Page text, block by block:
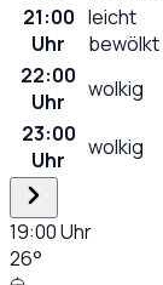
21:00
Uhr
leicht
bewölkt
22:00
Uhr
wolkig
23:00
Uhr
wolkig
19:00Uhr
26°